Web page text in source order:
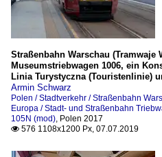
Straßenbahn Warschau (Tramwaje
Museumstriebwagen 1006, ein
Linia Turystyczna (Touristenlinie)
Armin Schwarz
Polen / Stadtverkehr / Straßenbahn
Europa / Stadt- und Straßenbahn
105N (mod), Polen 2017
 576 1108x1200 Px, 07.07.2019